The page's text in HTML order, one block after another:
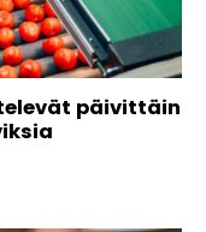
päivittäin